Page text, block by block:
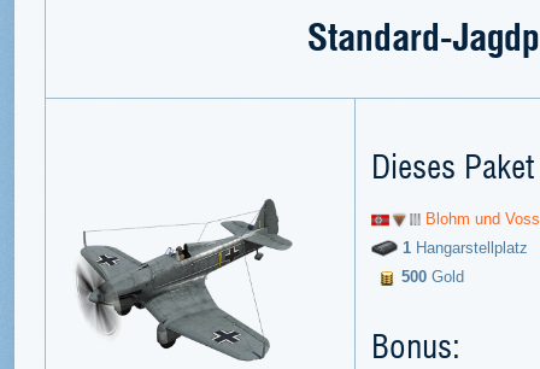
Standard-
Dieses
Blohm und
1 Hangarstellplatz
500 Gold
Bonus: